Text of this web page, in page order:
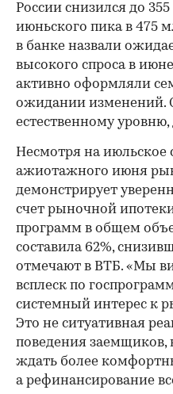
России снизился до
июньского пика в 475
в банке назвали
высокого спроса в
активно оформляли
ожидании изменений.
естественному
Несмотря на июльское
ажиотажного июня
демонстрирует
счет рыночной
программ в общем
составила 62%,
отмечают в ВТБ. «Мы
всплеск по
системный интерес к
Это не ситуативная
поведения
ждать более
а рефинансирование